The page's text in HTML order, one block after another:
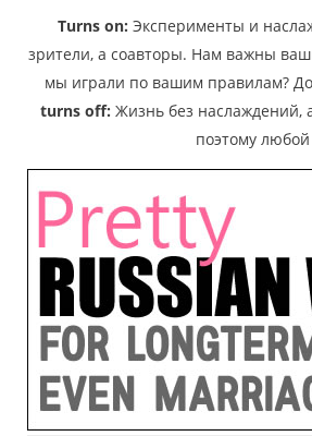
Turns on: Эксперименты и
зрители, а соавторы. Нам важны
мы играли по вашим правилам?
turns off: Жизнь без наслаждений,
поэтому